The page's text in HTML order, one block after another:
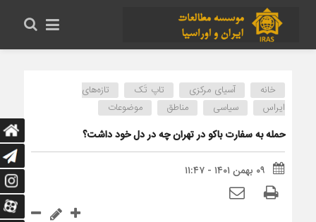
خانه آسیای مرکزی تاپ تَک
تازه‌های
ایراس
سیاسی مناطق موضوعات
حمله به سفارت باکو در تهران چه در دل خود داشت؟
۰۹ بهمن ۱۴۰۱ - ۱۱:۴۷